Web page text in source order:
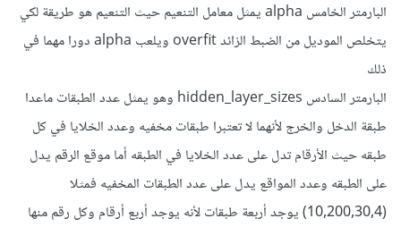
البارمتر الخامس alpha يمثل معامل التنعيم حيث التنعيم هو طريقة لكي
يتخلص الموديل من الضبط الزائد overfit ويلعب alpha دورا مهما في
ذلك
البارمتر السادس hidden_layer_sizes وهو يمثل عدد الطبقات ماعدا
طبقة الدخل والخرج لأنهما لا تعتبرا طبقات مخفيه وعدد الخلايا في كل
طبقه حيث الأرقام تدل على عدد الخلايا في الطبقه أما موقع الرقم يدل
على الطبقه وعدد المواقع يدل على عدد الطبقات المخفيه فمثلا
(10,200,30,4) يوجد أربعة طبقات لأنه يوجد أربع أرقام وكل رقم منها